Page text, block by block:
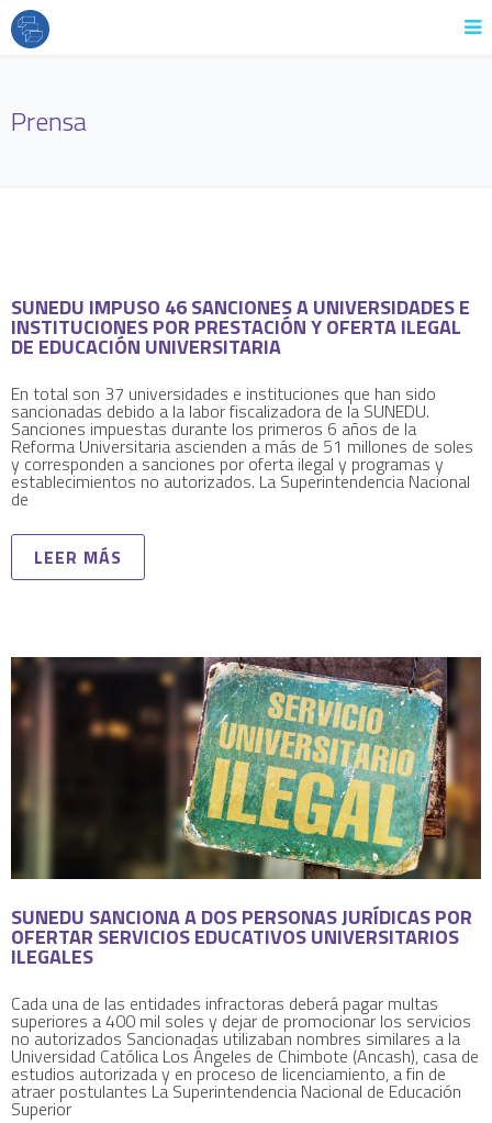
Prensa
SUNEDU IMPUSO 46 SANCIONES A UNIVERSIDADES E
INSTITUCIONES POR PRESTACIÓN Y OFERTA ILEGAL
DE EDUCACIÓN UNIVERSITARIA
En total son 37 universidades e instituciones que han sido
sancionadas debido a la labor fiscalizadora de la SUNEDU.
Sanciones impuestas durante los primeros 6 años de la
Reforma Universitaria ascienden a más de 51 millones de soles
y corresponden a sanciones por oferta ilegal y programas y
establecimientos no autorizados. La Superintendencia Nacional
de
LEER MÁS
SUNEDU SANCIONA A DOS PERSONAS JURÍDICAS POR
OFERTAR SERVICIOS EDUCATIVOS UNIVERSITARIOS
ILEGALES
Cada una de las entidades infractoras deberá pagar multas
superiores a 400 mil soles y dejar de promocionar los servicios
no autorizados Sancionadas utilizaban nombres similares a la
Universidad Católica Los Ángeles de Chimbote (Ancash), casa de
estudios autorizada y en proceso de licenciamiento, a fin de
atraer postulantes La Superintendencia Nacional de Educación
Superior